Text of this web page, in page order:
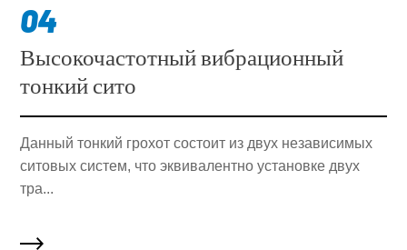
04
Высокочастотный вибрационный
тонкий сито
Данный тонкий грохот состоит из двух независимых
ситовых систем, что эквивалентно установке двух
тра...